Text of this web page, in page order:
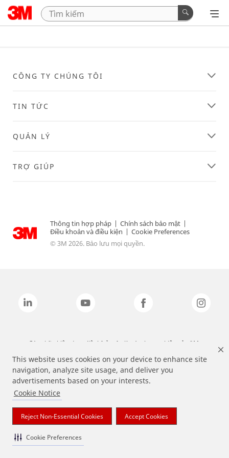
This website uses cookies on your device to enhance site
navigation, analyze site usage, and deliver you
advertisements based on your interests.
Cookie Notice
Reject Non-Essential Cookies Accept Cookies
Cookie Preferences
CÔNG TY CHÚNG TÔI
TIN TỨC
QUẢN LÝ
TRỢ GIÚP
Thông tin hợp pháp | Chính sách bảo mật |
Điều khoản và điều kiện | Cookie Preferences
© 3M 2026. Bảo lưu mọi quyền.
Các nhãn hiệu được liệt kê ở trên là các thương hiệu của 3M.